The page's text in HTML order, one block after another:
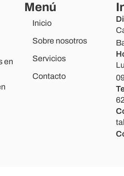
en
Menú
Inicio
Sobre nosotros
Servicios
Contacto